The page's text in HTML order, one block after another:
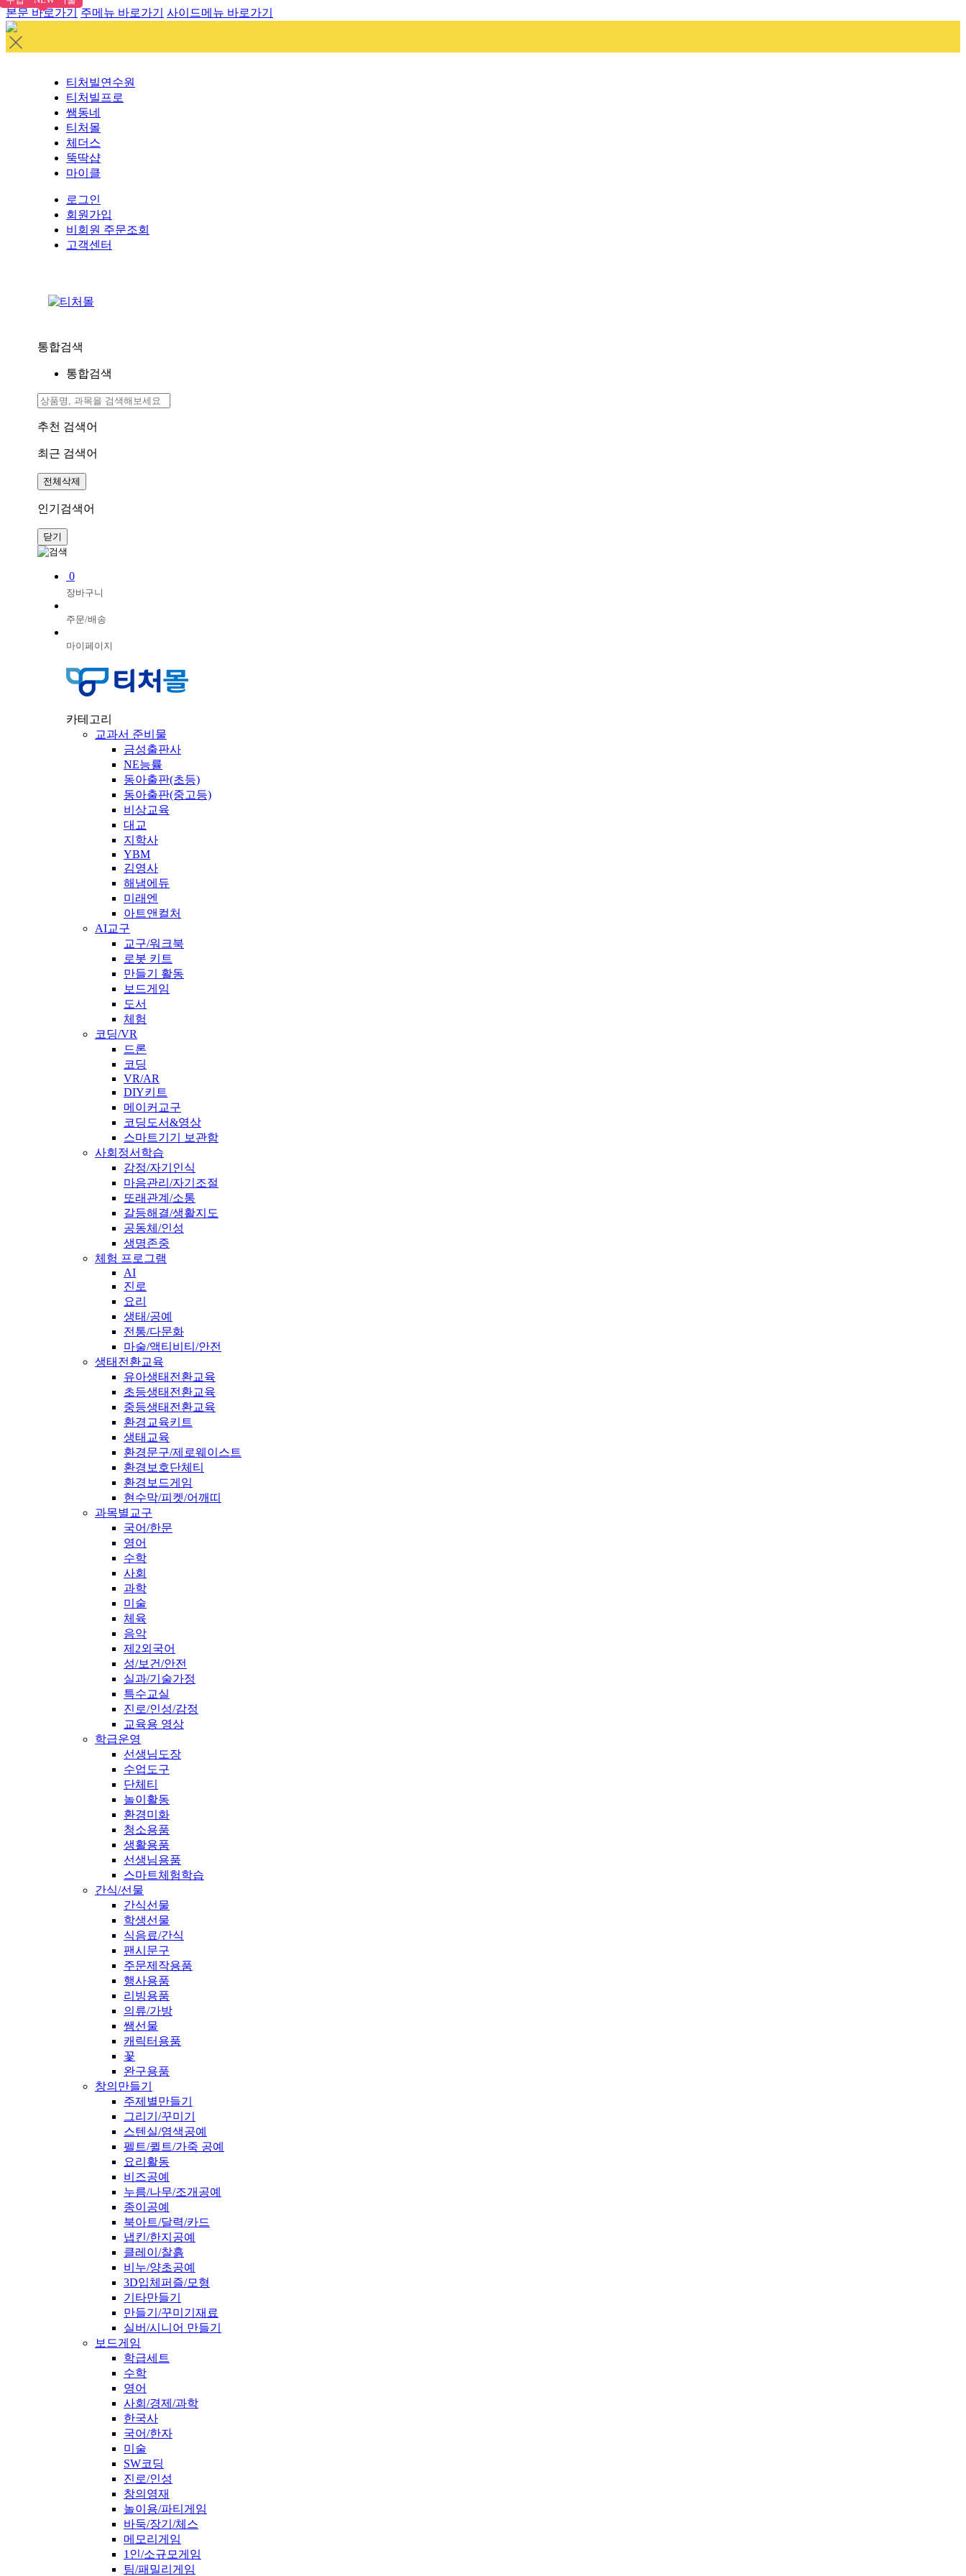
본문 바로가기 주메뉴 바로가기 사이드메뉴 바로가기
티처빌연수원
티처빌프로
쌤동네
티처몰
체더스
뚝딱샵
마이클
로그인
회원가입
비회원 주문조회
고객센터
통합검색
통합검색
추천 검색어
최근 검색어
전체삭제
인기검색어
닫기
0
장바구니
주문/배송
마이페이지
카테고리
교과서 준비물
금성출판사
NE능률
동아출판(초등)
동아출판(중고등)
비상교육
대교
지학사
YBM
김영사
해냄에듀
미래엔
아트앤컬처
AI교구
교구/워크북
로봇 키트
만들기 활동
보드게임
도서
체험
코딩/VR
드론
코딩
VR/AR
DIY키트
메이커교구
코딩도서&영상
스마트기기 보관함
사회정서학습
감정/자기인식
마음관리/자기조절
또래관계/소통
갈등해결/생활지도
공동체/인성
생명존중
체험 프로그램
AI
진로
요리
생태/공예
전통/다문화
마술/액티비티/안전
생태전환교육
유아생태전환교육
초등생태전환교육
중등생태전환교육
환경교육키트
생태교육
환경문구/제로웨이스트
환경보호단체티
환경보드게임
현수막/피켓/어깨띠
과목별교구
국어/한문
영어
수학
사회
과학
미술
체육
음악
제2외국어
성/보건/안전
실과/기술가정
특수교실
진로/인성/감정
교육용 영상
학급운영
선생님도장
수업도구
단체티
놀이활동
환경미화
청소용품
생활용품
선생님용품
스마트체험학습
간식/선물
간식선물
학생선물
식음료/간식
팬시문구
주문제작용품
행사용품
리빙용품
의류/가방
쌤선물
캐릭터용품
꽃
완구용품
창의만들기
주제별만들기
그리기/꾸미기
스텐실/염색공예
펠트/퀼트/가죽 공예
요리활동
비즈공예
누름/나무/조개공예
종이공예
북아트/달력/카드
냅킨/한지공예
클레이/찰흙
비누/양초공예
3D입체퍼즐/모형
기타만들기
만들기/꾸미기재료
실버/시니어 만들기
보드게임
학급세트
수학
영어
사회/경제/과학
한국사
국어/한자
미술
SW코딩
진로/인성
창의영재
놀이용/파티게임
바둑/장기/체스
메모리게임
1인/소규모게임
팀/패밀리게임